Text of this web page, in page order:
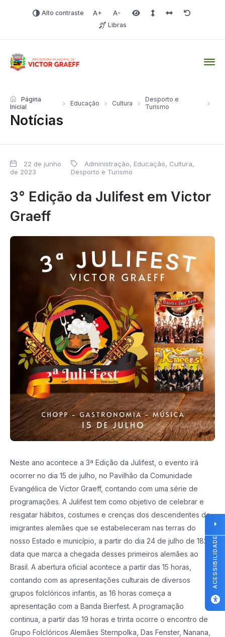
Alto contraste Aumentar fonte
Diminuir fonteÁrea selecionada
Espaçamento de linha
Espaço dos
Redefinir
Libras
Notícias
Página
Inicial
Educação Cultura
Desporto e
Turismo
22 de junho
de 2023
Administração, Educação, Cultura,
Desporto e Turismo
3° Edição da Julifest em Victor
Graeff
Neste ano acontece a 3ª Edição da Julifest, o evento irá
ocorrer no dia 15 de julho, no Pavilhão da Comunidade
Evangélica de Victor Graeff, contando com uma série de
programações. A Julifest tem como objetivo de celebrar e
resgatar hábitos, costumes e crenças dos descendentes de
imigrantes alemães que se estabeleceram nas terras do
nosso Estado e município, a partir do dia 24 de julho de 1824,
data que marca a chegada desses primeiros alemães ao
Brasil. A abertura oficial acontece a partir das 15 horas,
contando com as apresentações culturais de diversos
grupos folclóricos infantis, as 16 horas começa a
apresentação com a Banda Bierfest. A programação
continua, a partir das 19 horas e trinta ocorre o encontro de
Grupo Folclóricos Alemães Sternpolka, Das Fenster, Nanana,
ACESSIBILIDADE